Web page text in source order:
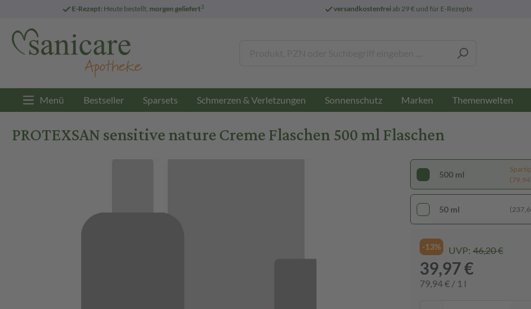
E-Rezept: Heute bestellt, morgen geliefert3 versandkostenfreiab 29 € und für E-Rezepte
Menü Bestseller Sparsets Schmerzen & Verletzungen Sonnenschutz Marken Themenwelten
PROTEXSAN sensitive nature Creme Flaschen 500 ml Flaschen
500 ml
(79,94
50 ml
-13% UVP: 46,20 €
39,97 €
79,94 € / 1 l